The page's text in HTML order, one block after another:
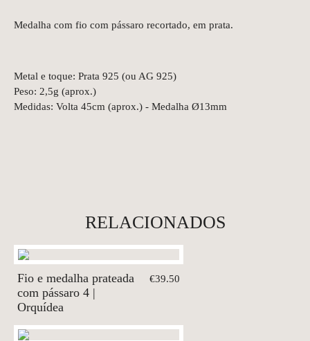
Medalha com fio com pássaro recortado, em prata.
Metal e toque: Prata 925 (ou AG 925)
Peso: 2,5g (aprox.)
Medidas: Volta 45cm (aprox.) - Medalha Ø13mm
RELACIONADOS
Fio e medalha prateada
com pássaro 4 |
Orquídea
€39.50